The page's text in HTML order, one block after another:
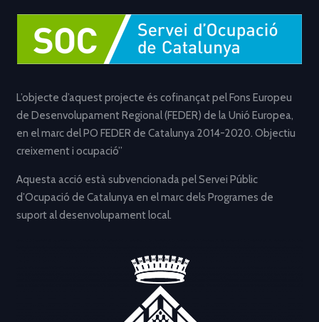
L’objecte d’aquest projecte és cofinançat pel Fons Europeu
de Desenvolupament Regional (FEDER) de la Unió Europea,
en el marc del PO FEDER de Catalunya 2014-2020. Objectiu
creixement i ocupació”
Aquesta acció està subvencionada pel Servei Públic
d’Ocupació de Catalunya en el marc dels Programes de
suport al desenvolupament local.